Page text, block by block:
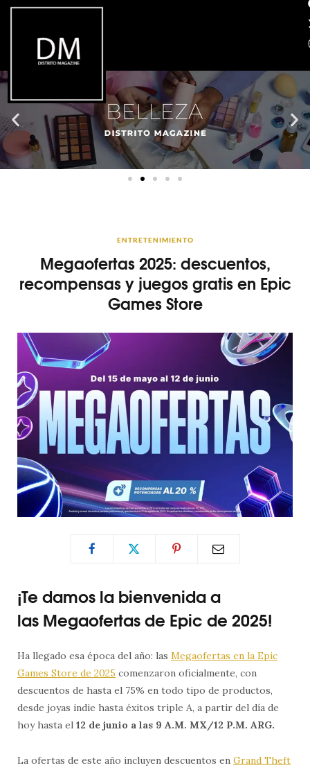
ENTRETENIMIENTO
Megaofertas 2025: descuentos,
recompensas y juegos gratis en Epic
Games Store
¡Te damos la bienvenida a
las Megaofertas de Epic de 2025!
Ha llegado esa época del año: las Megaofertas en la Epic
Games Store de 2025 comenzaron oficialmente, con
descuentos de hasta el 75% en todo tipo de productos,
desde joyas indie hasta éxitos triple A, a partir del día de
hoy hasta el 12 de junio a las 9 A.M. MX/12 P.M. ARG.
La ofertas de este año incluyen descuentos en Grand Theft